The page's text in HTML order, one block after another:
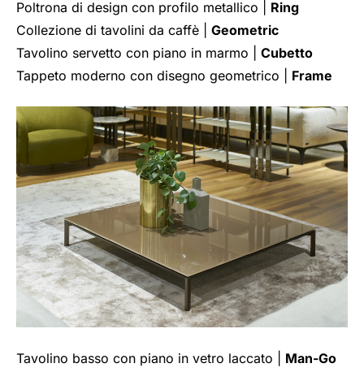
Poltrona di design con profilo metallico | Ring
Collezione di tavolini da caffè | Geometric
Tavolino servetto con piano in marmo | Cubetto
Tappeto moderno con disegno geometrico | Frame
Tavolino basso con piano in vetro laccato | Man-Go